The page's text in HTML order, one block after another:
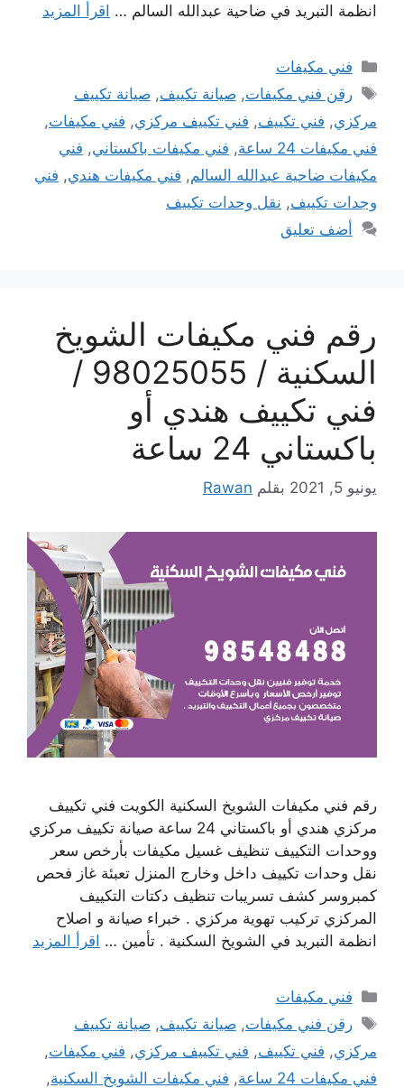
انظمة التبريد في ضاحية عبدالله السالم … اقرأ المزيد
التصنيفات
فني مكيفات
الوسوم
رقن فني مكيفات,صيانة تكييف,صيانة تكييف
مركزي, فني تكييف, فني تكييف مركزي, فني مكيفات,
فني مكيفات 24 ساعة
, فني مكيفات باكستاني, فني
مكيفات ضاحية عبدالله السالم, فني مكيفات هندي, فني
وجدات تكييف, نقل وحدات تكييف
أضف تعليق
رقم فني مكيفات الشويخ
السكنية / 98025055 /
فني تكييف هندي أو
باكستاني 24 ساعة
يونيو 5, 2021 بقلم Rawan
رقم فني مكيفات الشويخ السكنية الكويت فني تكييف
مركزي هندي أو باكستاني 24 ساعة صيانة تكييف مركزي
ووحدات التكييف تنظيف غسيل مكيفات بأرخص سعر
نقل وحدات تكييف داخل وخارج المنزل تعبئة غاز فحص
كمبروسر كشف تسريبات تنظيف دكتات التكييف
المركزي تركيب تهوية مركزي . خبراء صيانة و اصلاح
انظمة التبريد في الشويخ السكنية . تأمين … اقرأ المزيد
التصنيفات
فني مكيفات
الوسوم
رقن فني مكيفات,صيانة تكييف,صيانة تكييف
مركزي, فني تكييف, فني تكييف مركزي, فني مكيفات,
فني مكيفات 24 ساعة
, فني مكيفات الشويخ السكنية,